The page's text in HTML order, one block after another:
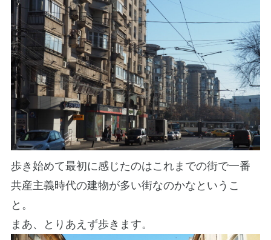
歩き始めて最初に感じたのはこれまでの街で一番
共産主義時代の建物が多い街なのかなというこ
と。
まあ、とりあえず歩きます。